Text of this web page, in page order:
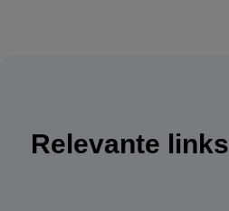
Relevante links